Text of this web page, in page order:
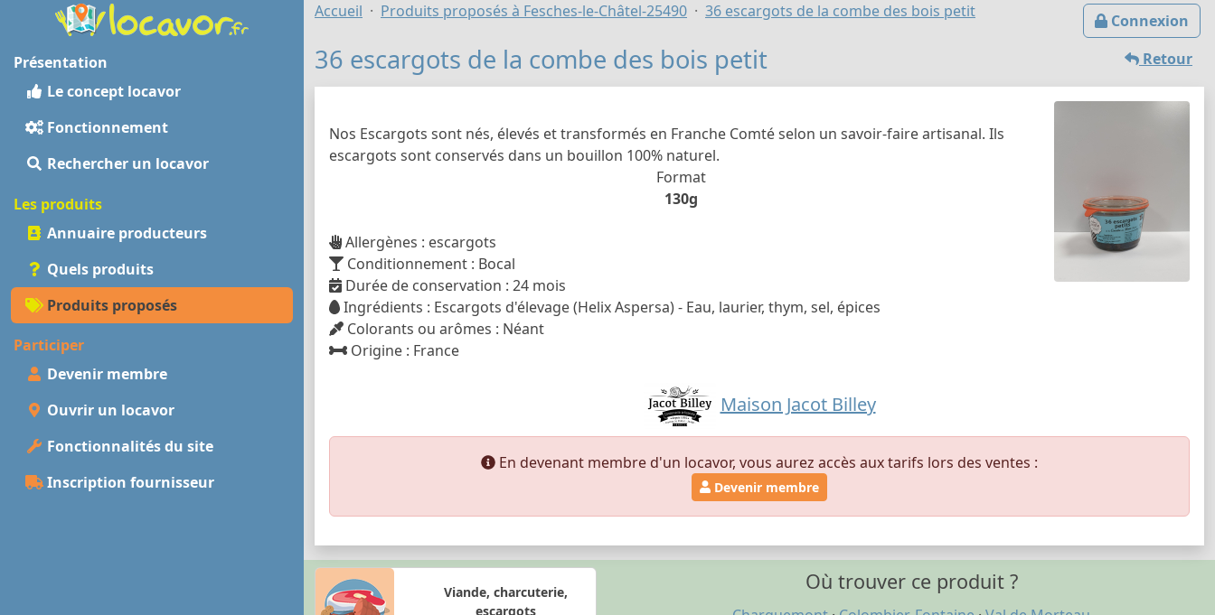
Présentation
Le concept locavor
Fonctionnement
Rechercher un locavor
Les produits
Annuaire producteurs
Quels produits
Produits proposés
Participer
Devenir membre
Ouvrir un locavor
Fonctionnalités du site
Inscription fournisseur
Connexion
Accueil Produits proposés à Fesches-le-Châtel-25490 36 escargots de la combe des bois petit
Retour
36 escargots de la combe des bois petit
Nos Escargots sont nés, élevés et transformés en Franche Comté selon un savoir-faire artisanal. Ils
escargots sont conservés dans un bouillon 100% naturel.
Format
130g
Allergènes : escargots
Conditionnement : Bocal
Durée de conservation : 24 mois
Ingrédients : Escargots d'élevage (Helix Aspersa) - Eau, laurier, thym, sel, épices
Colorants ou arômes : Néant
Origine : France
Maison Jacot Billey
En devenant membre d'un locavor, vous aurez accès aux tarifs lors des ventes :
Devenir membre
Viande, charcuterie,
escargots
Où trouver ce produit ?